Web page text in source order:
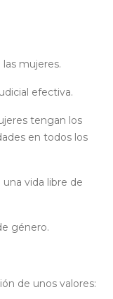
mujeres.
efectiva.
tengan los
en todos los
vida libre de
género.
de unos valores: